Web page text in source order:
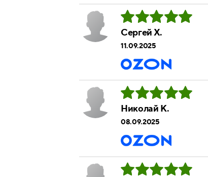
Сергей Х.
11.09.2025
Николай К.
08.09.2025